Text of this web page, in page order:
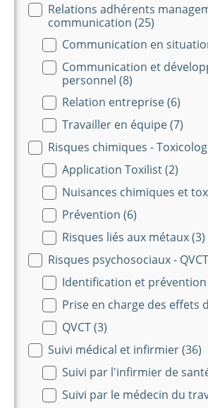
Relations adhérents
communication (25)
Communication en
Communication et
personnel (8)
Relation entreprise(6)
Travailler en équipe(7)
Risques chimiques -
Application Toxilist(2)
Nuisances chimiques et
Prévention (6)
Risques liés aux métaux(3)
Risques psychosociaux - QVCT
Identification et prévention
Prise en charge des effets
QVCT(3)
Suivi médical et infirmier(36)
Suivi par l'infirmier de
Suivi par le médecin du